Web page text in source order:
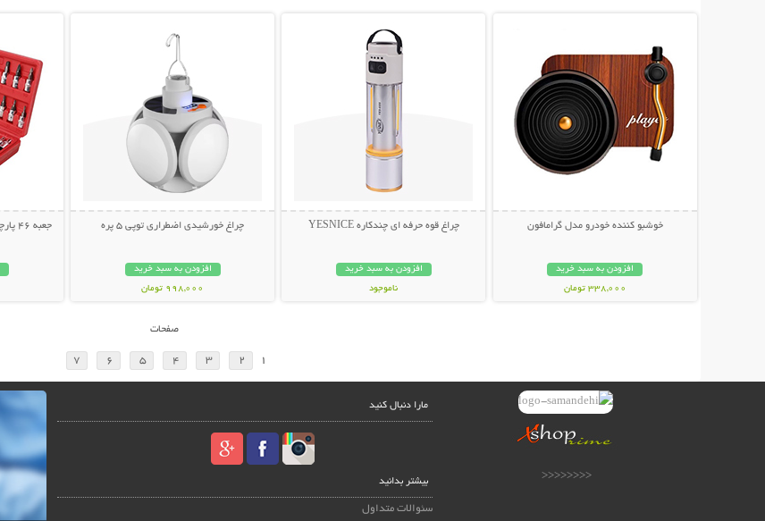
خوشبو کننده خودرو مدل گرامافون
افزودن به سبد خرید
338,000 تومان
چراغ قوه حرفه ای چندکاره YESNICE
افزودن به سبد خرید
ناموجود
چراغ خورشیدی اضطراری توپی 5 پره
افزودن به سبد خرید
998,000 تومان
جعبه 46 پارچه آچار و سری بکس و پیچ گوشتی
صفحات
1
2
3
4
5
6
7
<<<<<<<<
مارا دنبال کنید
بیشتر بدانید
سئوالات متداول